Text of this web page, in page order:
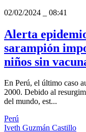
02/02/2024
08:41
Alerta
sarampión
niños sin
En Perú, el último caso
2000. Debido al
del mundo, est...
Perú
Iveth Guzmán Castillo